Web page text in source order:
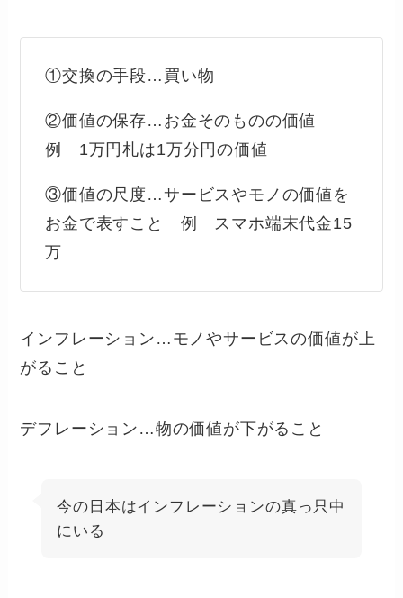
①交換の手段…買い物
②価値の保存…お金そのものの価値
例 1万円札は1万分円の価値
③価値の尺度…サービスやモノの価値を
お金で表すこと 例 スマホ端末代金15
万
インフレーション…モノやサービスの価値が上
がること
デフレーション…物の価値が下がること
今の日本はインフレーションの真っ只中
にいる